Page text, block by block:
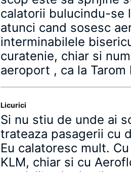
calatorii bulucindu-se
atunci cand sosesc
interminabilele
curatenie, chiar si
aeroport , ca la Tarom
Licurici
Si nu stiu de unde ai
trateaza pasagerii cu
Eu calatoresc mult.
KLM, chiar si cu